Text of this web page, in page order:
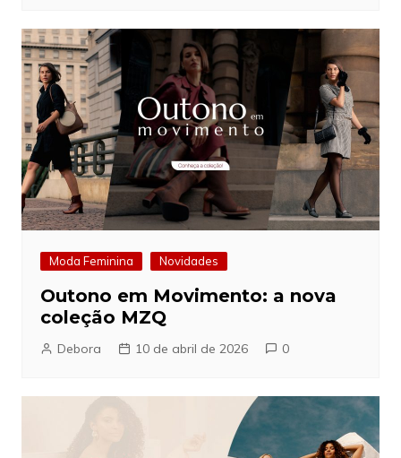
Moda Feminina Novidades
Outono em Movimento: a nova
coleção MZQ
Debora 10 de abril de 2026 0